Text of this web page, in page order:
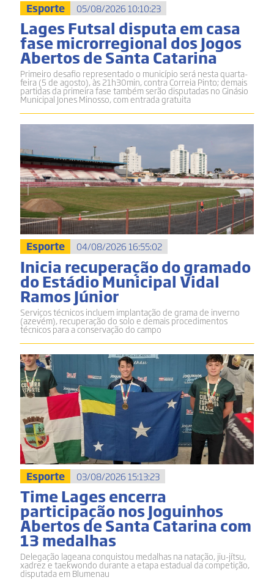
Esporte 05/08/2026 10:10:23
Lages Futsal disputa em casa
fase microrregional dos Jogos
Abertos de Santa Catarina
Primeiro desafio representado o município será nesta quarta-
feira (5 de agosto), às 21h30min, contra Correia Pinto; demais
partidas da primeira fase também serão disputadas no Ginásio
Municipal Jones Minosso, com entrada gratuita
Esporte 04/08/2026 16:55:02
Inicia recuperação do gramado
do Estádio Municipal Vidal
Ramos Júnior
Serviços técnicos incluem implantação de grama de inverno
(azevém), recuperação do solo e demais procedimentos
técnicos para a conservação do campo
Esporte 03/08/2026 15:13:23
Time Lages encerra
participação nos Joguinhos
Abertos de Santa Catarina com
13 medalhas
Delegação lageana conquistou medalhas na natação, jiu-jítsu,
xadrez e taekwondo durante a etapa estadual da competição,
disputada em Blumenau